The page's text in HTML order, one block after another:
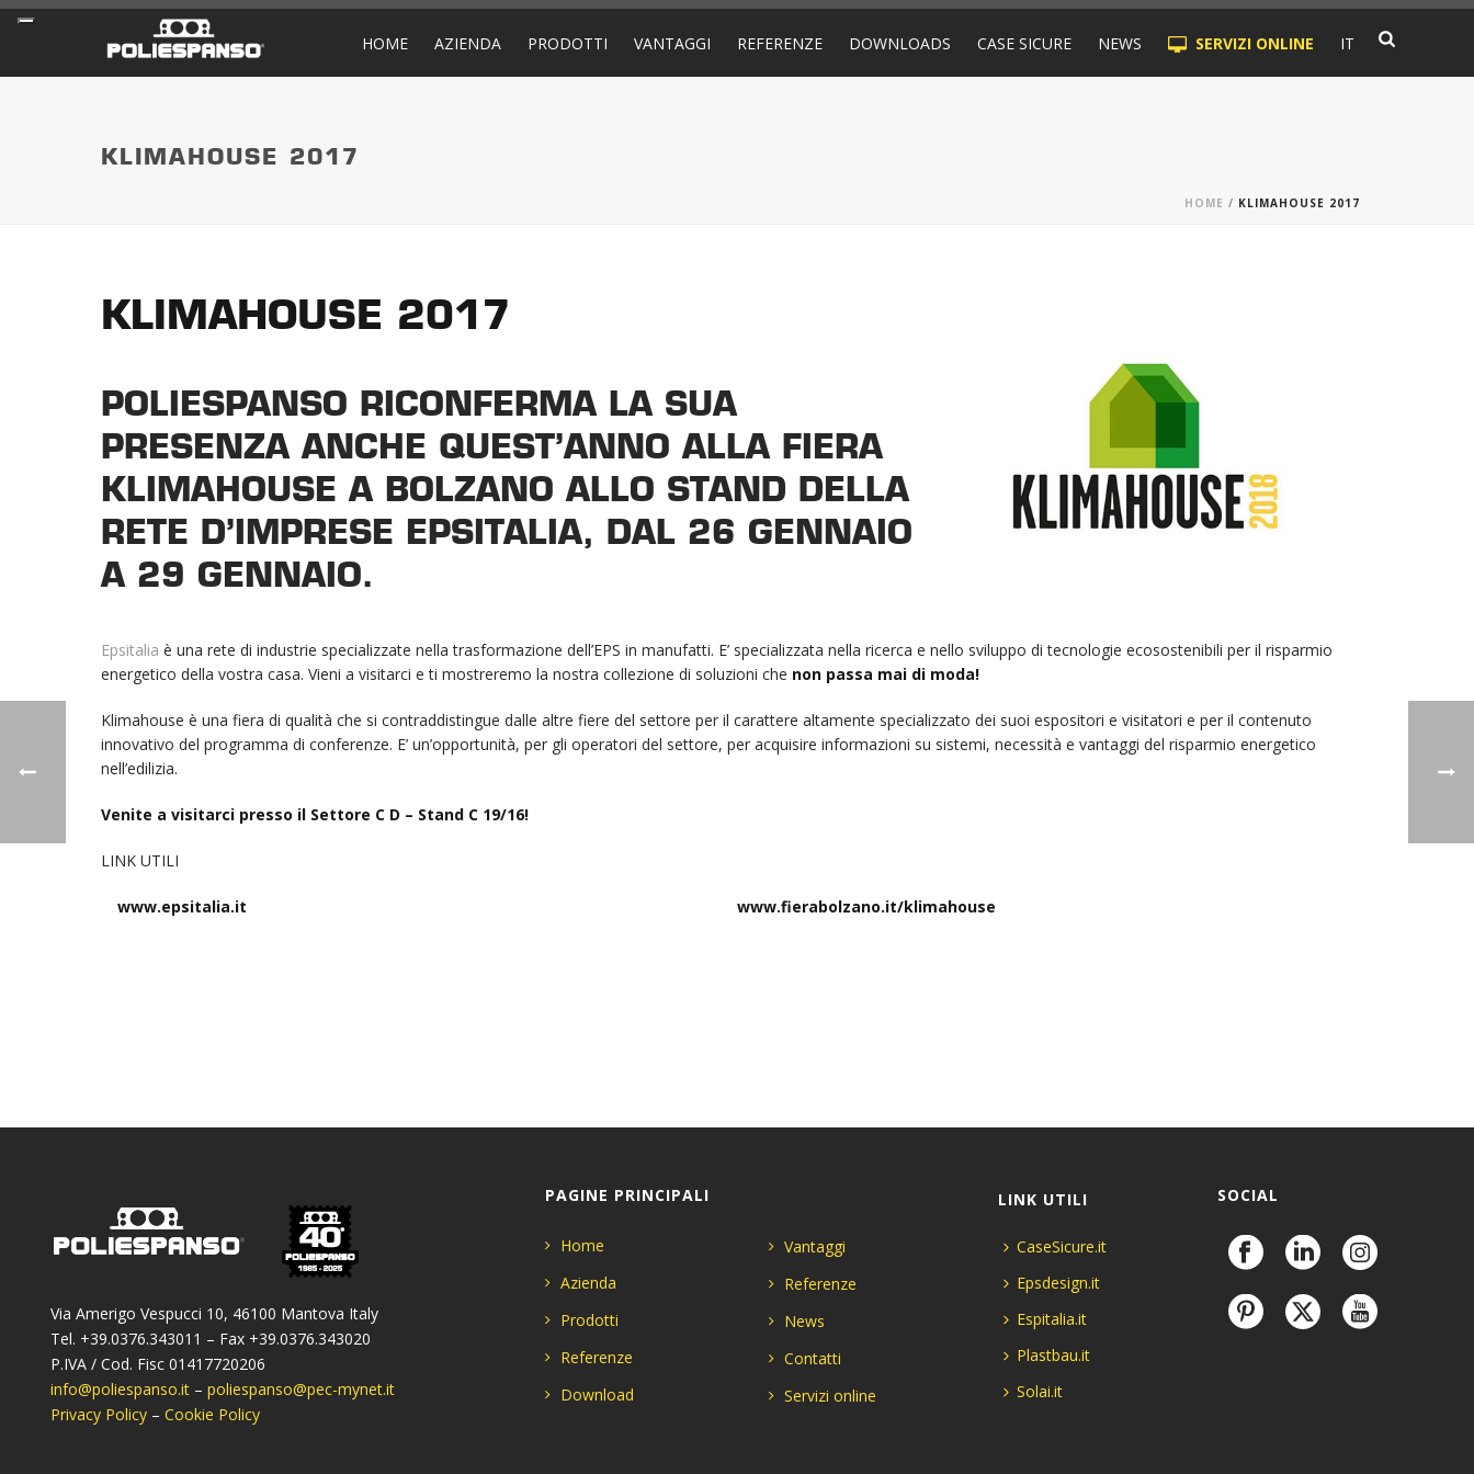
HOME AZIENDA PRODOTTI VANTAGGI REFERENZE DOWNLOADS CASE SICURE NEWS SERVIZI ONLINE IT
KLIMAHOUSE 2017
HOME / KLIMAHOUSE 2017
KLIMAHOUSE 2017
POLIESPANSO RICONFERMA LA SUA
PRESENZA ANCHE QUEST’ANNO ALLA FIERA
KLIMAHOUSE A BOLZANO ALLO STAND DELLA
RETE D’IMPRESE EPSITALIA, DAL 26 GENNAIO
A 29 GENNAIO.
Epsitalia è una rete di industrie specializzate nella trasformazione dell’EPS in manufatti. E’ specializzata nella ricerca e nello sviluppo di tecnologie ecosostenibili per il risparmio
energetico della vostra casa. Vieni a visitarci e ti mostreremo la nostra collezione di soluzioni che non passa mai di moda!
Klimahouse è una fiera di qualità che si contraddistingue dalle altre fiere del settore per il carattere altamente specializzato dei suoi espositori e visitatori e per il contenuto
innovativo del programma di conferenze. E’ un’opportunità, per gli operatori del settore, per acquisire informazioni su sistemi, necessità e vantaggi del risparmio energetico
nell’edilizia.
Venite a visitarci presso il Settore C D – Stand C 19/16!
LINK UTILI
www.epsitalia.it www.fierabolzano.it/klimahouse
Via Amerigo Vespucci 10, 46100 Mantova Italy
Tel. +39.0376.343011 – Fax +39.0376.343020
P.IVA / Cod. Fisc 01417720206
info@poliespanso.it –poliespanso@pec-mynet.it
Privacy Policy –Cookie Policy
PAGINE PRINCIPALI
Home
Azienda
Prodotti
Referenze
Download
Vantaggi
Referenze
News
Contatti
Servizi online
LINK UTILI
CaseSicure.it
Epsdesign.it
Espitalia.it
Plastbau.it
Solai.it
SOCIAL